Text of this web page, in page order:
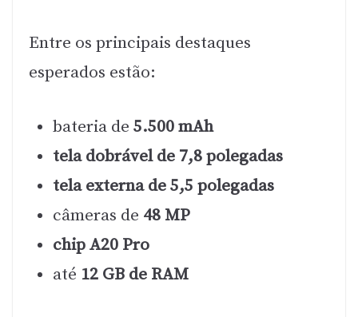
Entre os principais destaques
esperados estão:
bateria de 5.500 mAh
tela dobrável de 7,8 polegadas
tela externa de 5,5 polegadas
câmeras de 48 MP
chip A20 Pro
até 12 GB de RAM